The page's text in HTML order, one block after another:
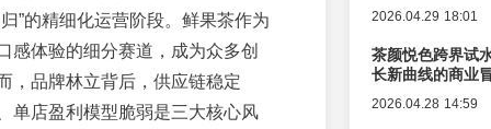
”的精细化运营阶段。鲜果茶作为
感体验的细分赛道，成为众多创
，品牌林立背后，供应链稳定
单店盈利模型脆弱是三大核心风
2026.04.29 18:01
茶颜悦色跨界试
长新曲线的商业
2026.04.28 14:59